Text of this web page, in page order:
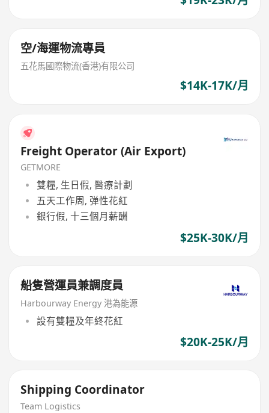
空/海運物流專員
五花馬國際物流(香港)有限公司
$14K-17K/月
Freight Operator (Air Export)
GETMORE
雙糧, 生日假, 醫療計劃
五天工作周, 弹性花紅
銀行假, 十三個月薪酬
$25K-30K/月
船隻營運員兼調度員
Harbourway Energy 港為能源
設有雙糧及年終花紅
$20K-25K/月
Shipping Coordinator
Team Logistics